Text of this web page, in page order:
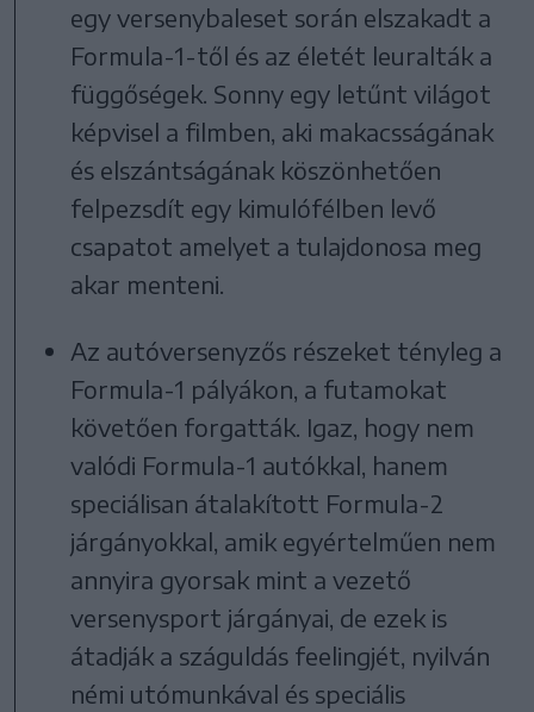
egy versenybaleset során elszakadt a
Formula-1-től és az életét leuralták a
függőségek. Sonny egy letűnt világot
képvisel a filmben, aki makacsságának
és elszántságának köszönhetően
felpezsdít egy kimulófélben levő
csapatot amelyet a tulajdonosa meg
akar menteni.
Az autóversenyzős részeket tényleg a
Formula-1 pályákon, a futamokat
követően forgatták. Igaz, hogy nem
valódi Formula-1 autókkal, hanem
speciálisan átalakított Formula-2
járgányokkal, amik egyértelműen nem
annyira gyorsak mint a vezető
versenysport járgányai, de ezek is
átadják a száguldás feelingjét, nyilván
némi utómunkával és speciális